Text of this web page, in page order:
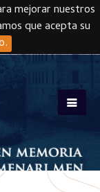
mejorar nuestros
que acepta su